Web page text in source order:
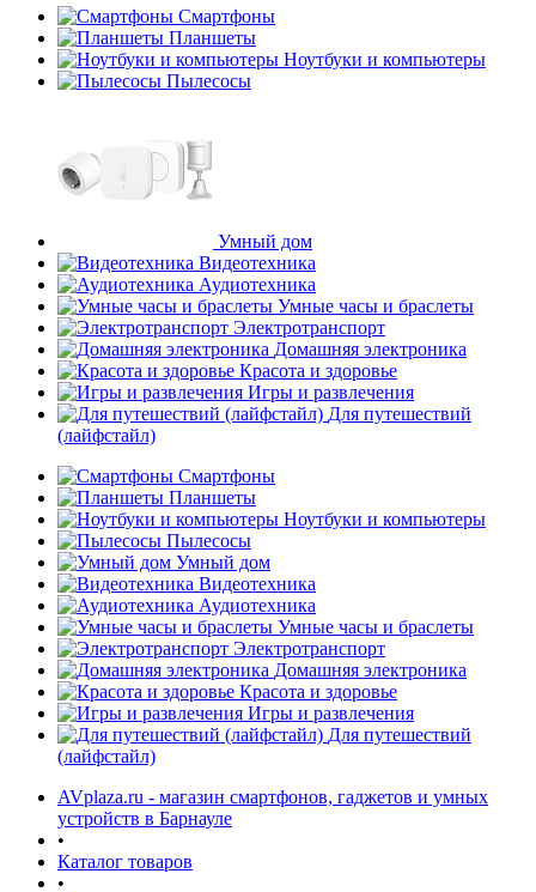
Смартфоны
Планшеты
Ноутбуки и компьютеры
Пылесосы
Умный дом
Видеотехника
Аудиотехника
Умные часы и браслеты
Электротранспорт
Домашняя электроника
Красота и здоровье
Игры и развлечения
Для путешествий
(лайфстайл)
Смартфоны
Планшеты
Ноутбуки и компьютеры
Пылесосы
Умный дом
Видеотехника
Аудиотехника
Умные часы и браслеты
Электротранспорт
Домашняя электроника
Красота и здоровье
Игры и развлечения
Для путешествий
(лайфстайл)
AVplaza.ru - магазин смартфонов, гаджетов и умных
устройств в Барнауле
•
Каталог товаров
•
недели
раз в 2 недели
plait.ru